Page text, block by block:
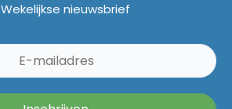
Wekelijkse nieuwsbrief